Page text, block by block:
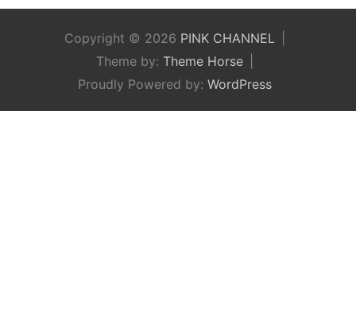
Copyright © 2026 PINK CHANNEL
Theme by: Theme Horse
Proudly Powered by: WordPress